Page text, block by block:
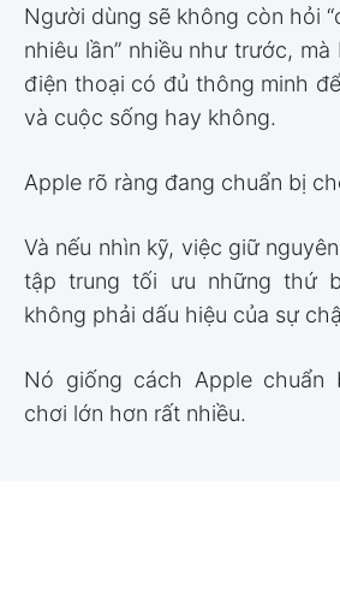
Người dùng sẽ không còn hỏi
nhiêu lần” nhiều như trước,
điện thoại có đủ thông minh
và cuộc sống hay không.
Apple rõ ràng đang chuẩn bị
Và nếu nhìn kỹ, việc giữ
tập trung tối ưu những thứ
không phải dấu hiệu của sự
Nó giống cách Apple chuẩn
chơi lớn hơn rất nhiều.